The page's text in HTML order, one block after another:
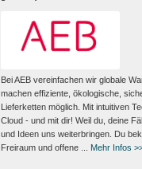
Bei AEB vereinfachen wir globale
machen effiziente, ökologische,
Lieferketten möglich. Mit intuitiven
Cloud - und mit dir! Weil du, deine
und Ideen uns weiterbringen. Du
Freiraum und offene ...
Mehr Infos